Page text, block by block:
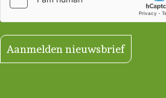
Aanmelden nieuwsbrief